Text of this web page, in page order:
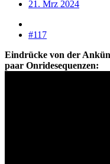
21. Mrz 2024
#117
Eindrücke von der
paar Onridesequenzen: